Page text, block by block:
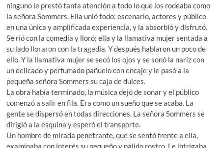
ninguno le prestó tanta atención a todo lo que los rodeaba como
la señora Sommers. Ella unió todo: escenario, actores y público
en una única y amplificada experiencia, y la absorbió y disfrutó.
Se rió con la comedia y lloró; ella y la llamativa mujer sentada a
su lado lloraron con la tragedia. Y después hablaron un poco de
ello. Y la llamativa mujer se secó los ojos y se sonó la nariz con
un delicado y perfumado pañuelo con encaje y le pasó a la
pequeña señora Sommers su caja de dulces.
La obra había terminado, la música dejó de sonar y el público
comenzó a salir en fila. Era como un sueño que se acaba. La
gente se dispersó en todas direcciones. La señora Sommers se
dirigió a la esquina y esperó el transporte.
Un hombre de mirada penetrante, que se sentó frente a ella,
examinaba con interés su pequeño y pálido rostro. Le intrigaba